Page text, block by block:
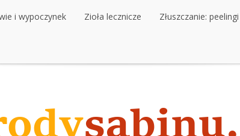
i demakijaż Ogród Serum i składniki aktywne
i wypoczynek Zioła lecznicze Złuszczanie: